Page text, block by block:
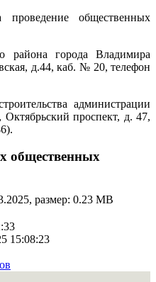
общественных
района города Владимира
д.44, каб. № 20, телефон
администрации
проспект, д. 47,
общественных
размер: 0.23 MB
15:08:23